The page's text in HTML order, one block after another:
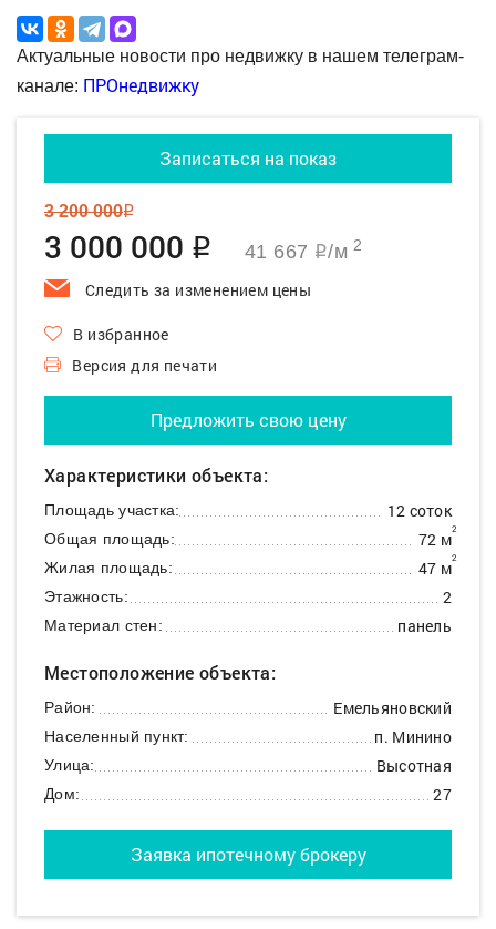
Актуальные новости про недвижку в нашем телеграм-
канале: ПРОнедвижку
Записаться на показ
3 200 000q
3 000 000 q 41 667 q/м2
Следить за изменением цены
В избранное
Версия для печати
Предложить свою цену
Характеристики объекта:
Площадь участка: 12 соток
Общая площадь: 72 м2
Жилая площадь: 47 м2
Этажность: 2
Материал стен: панель
Местоположение объекта:
Район: Емельяновский
Населенный пункт: п. Минино
Улица: Высотная
Дом: 27
Заявка ипотечному брокеру